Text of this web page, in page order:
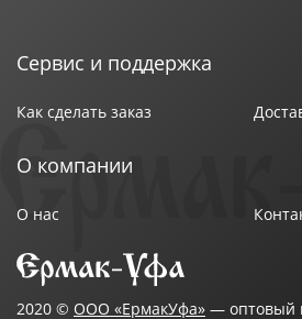
Сервис и поддержка
Как сделать заказ
О компании
О нас
2020 © ООО «ЕрмакУфа» — оптовый